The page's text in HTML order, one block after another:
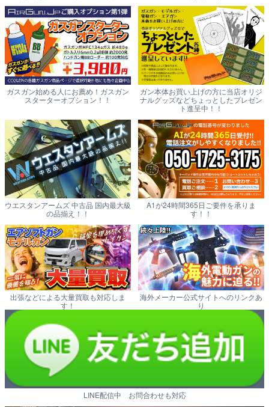
ガスガン始める人にお薦め！ガスガン
スターターオプション！！
ガン本体お買い上げの方に当店オリジ
ナルグッズなどちょっとしたプレゼン
ト進呈中！！
ウエスタンアームズ 中古品 国内最大級
の品揃え！！
A1が24時間365日ご要件を承りま
す！！
出張などによる大量買取も対応しま
す！
海外メーカー公式サイトへのリンクあ
り
LINE配信中 お問合わせも対応